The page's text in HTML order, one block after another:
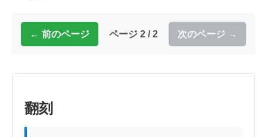
← 前のページ ページ 2 / 2 次のページ →
翻刻